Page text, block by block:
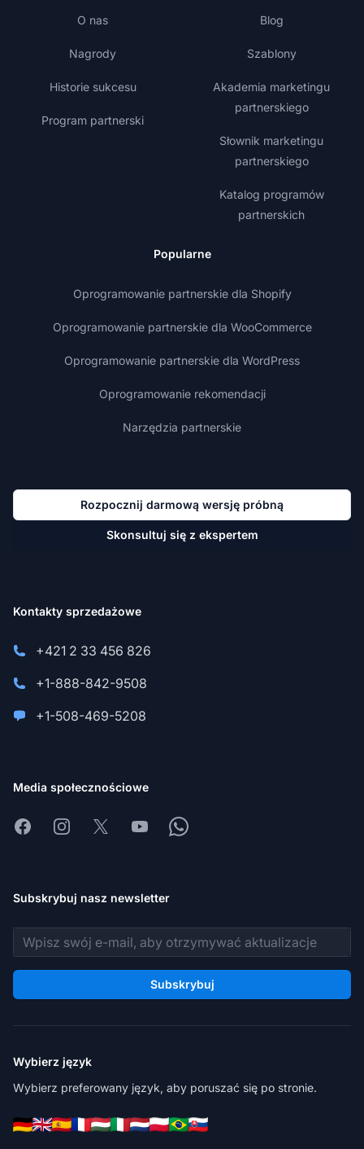
O nas
Nagrody
Historie sukcesu
Program partnerski
Blog
Szablony
Akademia marketingu
partnerskiego
Słownik marketingu
partnerskiego
Katalog programów
partnerskich
Popularne
Oprogramowanie partnerskie dla Shopify
Oprogramowanie partnerskie dla WooCommerce
Oprogramowanie partnerskie dla WordPress
Oprogramowanie rekomendacji
Narzędzia partnerskie
Rozpocznij darmową wersję próbną
Skonsultuj się z ekspertem
Kontakty sprzedażowe
+421 2 33 456 826
+1-888-842-9508
+1-508-469-5208
Media społecznościowe
FacebookInstagram
X YoutubeWhatsapp
Subskrybuj nasz newsletter
Adres e-mail
Subskrybuj
Wybierz język
Wybierz preferowany język, aby poruszać się po stronie.